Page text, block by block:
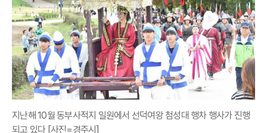
지난해 10월 동부사적지 일원에서 선덕여왕 첨성대 행차 행사가 진행
되고 있다 [사진=경주시]